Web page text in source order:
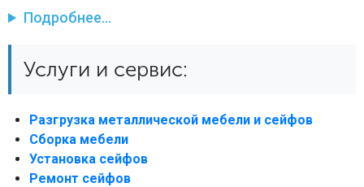
Подробнее...
Услуги и сервис:
Разгрузка металлической мебели и сейфов
Сборка мебели
Установка сейфов
Ремонт сейфов